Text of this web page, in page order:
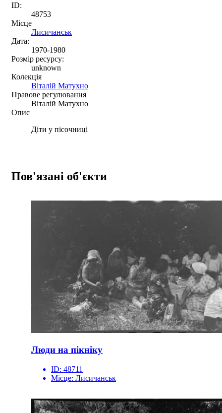
ID:
48753
Місце
Лисичанськ
Дата:
1970-1980
Розмір ресурсу:
unknown
Колекція
Віталій Матухно
Правове регулювання
Віталій Матухно
Опис
Діти у пісочниці
Пов'язані об'єкти
Люди на пікніку
ID: 48711
Місце: Лисичанськ